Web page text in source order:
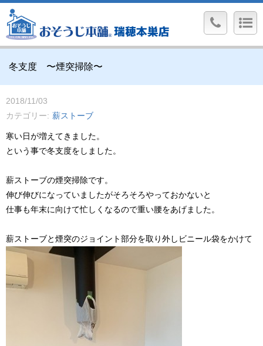
冬支度 〜煙突掃除〜
2018/11/03
カテゴリー
薪ストーブ
寒い日が増えてきました。
という事で冬支度をしました。
薪ストーブの煙突掃除です。
伸び伸びになっていましたがそろそろやっておかないと
仕事も年末に向けて忙しくなるので重い腰をあげました。
薪ストーブと煙突のジョイント部分を取り外しビニール袋をかけて